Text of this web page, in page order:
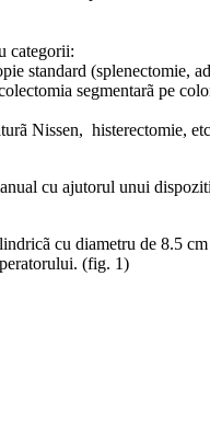
categorii:
standard (splenectomie,
segmentarã pe
Nissen, histerectomie,
cu ajutorul unui
cu diametru de 8.5
(fig. 1)